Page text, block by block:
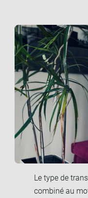
Le type de
combiné au